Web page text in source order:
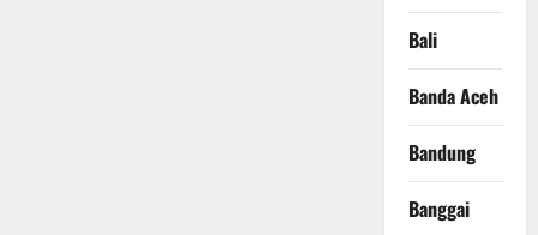
Bali
Banda Aceh
Bandung
Banggai